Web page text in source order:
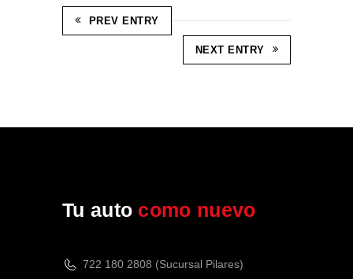
PREV ENTRY
NEXT ENTRY
Tu auto como nuevo
722 180 2808 (Sucursal Pilares)